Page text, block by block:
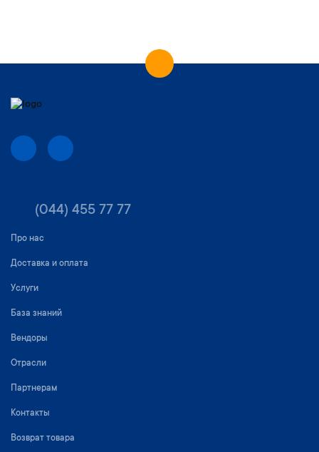
(044) 455 77 77
Про нас
Доставка и оплата
Услуги
База знаний
Вендоры
Отрасли
Партнерам
Контакты
Возврат товара